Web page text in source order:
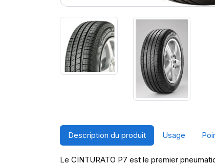
Description du produit Usage
Le CINTURATO P7 est le premier